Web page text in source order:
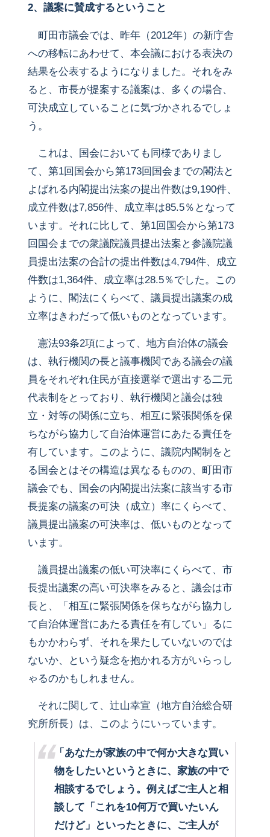
2、議案に賛成するということ
町田市議会では、昨年（2012年）の新庁舎
への移転にあわせて、本会議における表決の
結果を公表するようになりました。それをみ
ると、市長が提案する議案は、多くの場合、
可決成立していることに気づかされるでしょ
う。
これは、国会においても同様でありまし
て、第1回国会から第173回国会までの閣法と
よばれる内閣提出法案の提出件数は9,190件、
成立件数は7,856件、成立率は85.5％となって
います。それに比して、第1回国会から第173
回国会までの衆議院議員提出法案と参議院議
員提出法案の合計の提出件数は4,794件、成立
件数は1,364件、成立率は28.5％でした。この
ように、閣法にくらべて、議員提出議案の成
立率はきわだって低いものとなっています。
憲法93条2項によって、地方自治体の議会
は、執行機関の長と議事機関である議会の議
員をそれぞれ住民が直接選挙で選出する二元
代表制をとっており、執行機関と議会は独
立・対等の関係に立ち、相互に緊張関係を保
ちながら協力して自治体運営にあたる責任を
有しています。このように、議院内閣制をと
る国会とはその構造は異なるものの、町田市
議会でも、国会の内閣提出法案に該当する市
長提案の議案の可決（成立）率にくらべて、
議員提出議案の可決率は、低いものとなって
います。
議員提出議案の低い可決率にくらべて、市
長提出議案の高い可決率をみると、議会は市
長と、「相互に緊張関係を保ちながら協力し
て自治体運営にあたる責任を有してい」るに
もかかわらず、それを果たしていないのでは
ないか、という疑念を抱かれる方がいらっし
ゃるのかもしれません。
それに関して、辻山幸宣（地方自治総合研
究所所長）は、このようにいっています。
「あなたが家族の中で何か大きな買い
物をしたいというときに、家族の中で
相談するでしょう。例えばご主人と相
談して「これを10何万で買いたいん
だけど」といったときに、ご主人が